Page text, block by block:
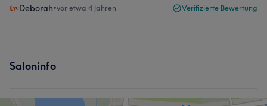
Deborah•vor etwa 4 Jahren Verifizierte Bewertung
Saloninfo